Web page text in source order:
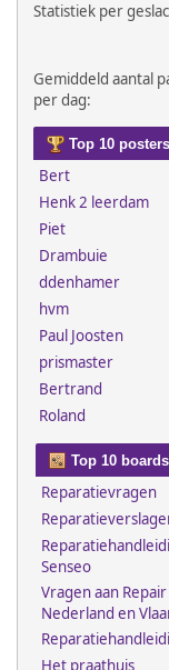
Statistiek per
Gemiddeld aantal
per dag:
Top 10 posters
Bert
Henk 2 leerdam
Piet
Drambuie
ddenhamer
hvm
Paul Joosten
prismaster
Bertrand
Roland
Top 10 boards
Reparatievragen
Senseo
Vragen aan
Nederland en
Het praathuis